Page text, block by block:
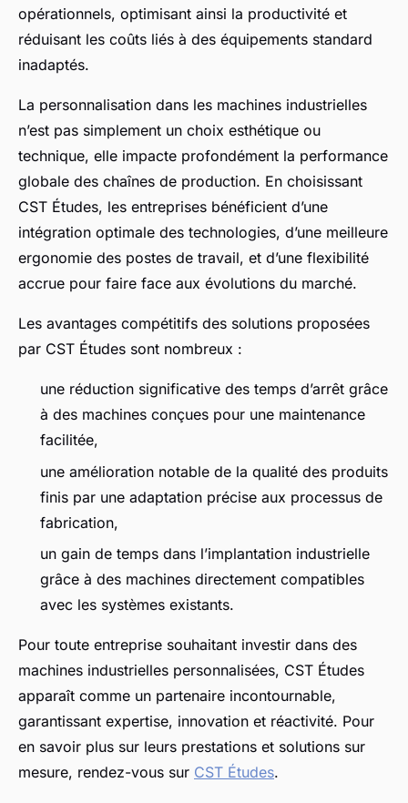
opérationnels, optimisant ainsi la productivité et
réduisant les coûts liés à des équipements standard
inadaptés.
La personnalisation dans les machines industrielles
n’est pas simplement un choix esthétique ou
technique, elle impacte profondément la performance
globale des chaînes de production. En choisissant
CST Études, les entreprises bénéficient d’une
intégration optimale des technologies, d’une meilleure
ergonomie des postes de travail, et d’une flexibilité
accrue pour faire face aux évolutions du marché.
Les avantages compétitifs des solutions proposées
par CST Études sont nombreux :
une réduction significative des temps d’arrêt grâce
à des machines conçues pour une maintenance
facilitée,
une amélioration notable de la qualité des produits
finis par une adaptation précise aux processus de
fabrication,
un gain de temps dans l’implantation industrielle
grâce à des machines directement compatibles
avec les systèmes existants.
Pour toute entreprise souhaitant investir dans des
machines industrielles personnalisées, CST Études
apparaît comme un partenaire incontournable,
garantissant expertise, innovation et réactivité. Pour
en savoir plus sur leurs prestations et solutions sur
mesure, rendez-vous sur CST Études.